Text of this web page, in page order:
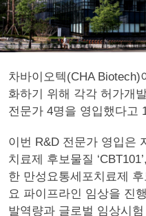
차바이오텍(CHA
화하기 위해 각각 허가개
전문가 4명을 영입했다고
이번 R&D 전문가 영입은
치료제 후보물질
한 만성요통세포치료제 후
요 파이프라인 임상을 진
발역량과 글로벌 임상시